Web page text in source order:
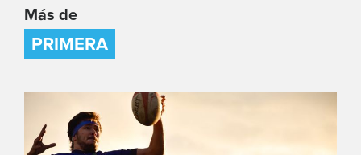
Más de
PRIMERA